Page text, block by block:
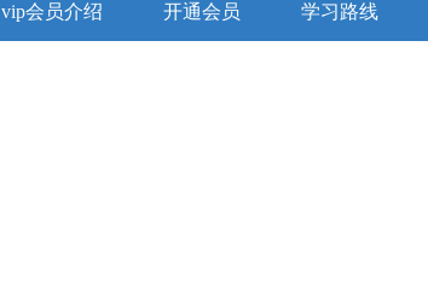
vip会员介绍 开通会员 学习路线